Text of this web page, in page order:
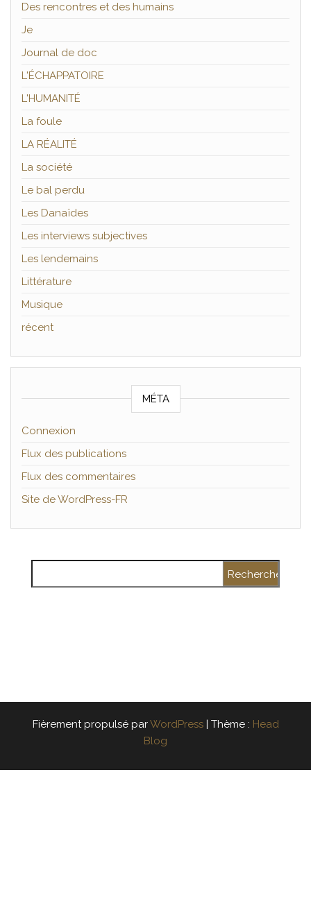
Des rencontres et des humains
Je
Journal de doc
L'ÉCHAPPATOIRE
L'HUMANITÉ
La foule
LA RÉALITÉ
La société
Le bal perdu
Les Danaïdes
Les interviews subjectives
Les lendemains
Littérature
Musique
récent
MÉTA
Connexion
Flux des publications
Flux des commentaires
Site de WordPress-FR
Fièrement propulsé parWordPress | Thème : Head
Blog